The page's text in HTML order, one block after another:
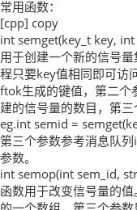
常用函数：
[cpp] copy
int semget(key_t key,
用于创建一个新的信号
程只要key值相同即可访
ftok生成的键值，第二个
建的信号量的数目，第
eg.int semid =
第三个参数参考消息队
参数。
int semop(int sem_id,
函数用于改变信号量的